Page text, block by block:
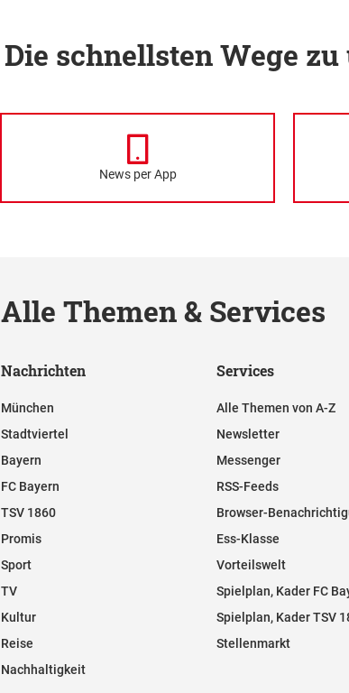
Die schnellsten Wege
News per App
Alle Themen & Services
Nachrichten
München
Stadtviertel
Bayern
FC Bayern
TSV 1860
Promis
Sport
TV
Kultur
Reise
Nachhaltigkeit
Services
Alle Themen von A-Z
Newsletter
Messenger
RSS-Feeds
Browser-
Ess-Klasse
Vorteilswelt
Spielplan, Kader FC
Spielplan, Kader TSV
Stellenmarkt